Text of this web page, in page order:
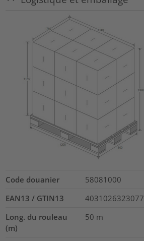
Code douanier
58081000
EAN13 / GTIN13
4031026323077
Long. du rouleau
(m)
50 m